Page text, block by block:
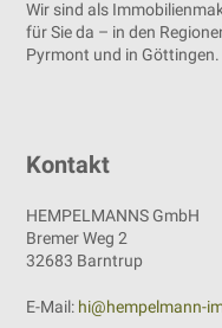
Wir sind als
für Sie da – in den
Pyrmont und in Göttingen.
Kontakt
HEMPELMANNS GmbH
Bremer Weg 2
32683 Barntrup
E-Mail: hi@hempelmann-